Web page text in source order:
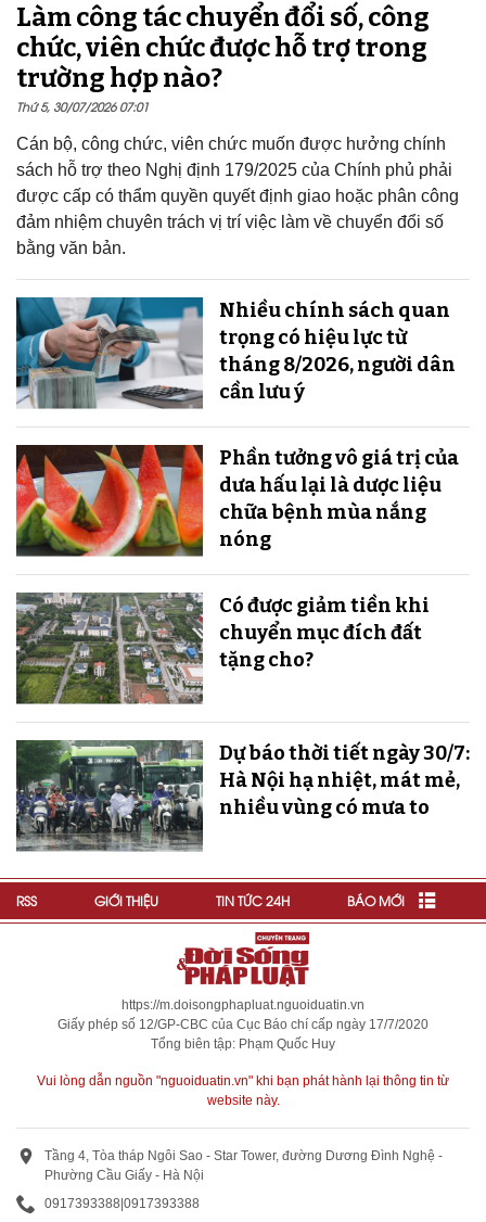
Làm công tác chuyển đổi số, công
chức, viên chức được hỗ trợ trong
trường hợp nào?
Thứ 5, 30/07/2026 07:01
Cán bộ, công chức, viên chức muốn được hưởng chính
sách hỗ trợ theo Nghị định 179/2025 của Chính phủ phải
được cấp có thẩm quyền quyết định giao hoặc phân công
đảm nhiệm chuyên trách vị trí việc làm về chuyển đổi số
bằng văn bản.
Nhiều chính sách quan
trọng có hiệu lực từ
tháng 8/2026, người dân
cần lưu ý
Phần tưởng vô giá trị của
dưa hấu lại là dược liệu
chữa bệnh mùa nắng
nóng
Có được giảm tiền khi
chuyển mục đích đất
tặng cho?
Dự báo thời tiết ngày 30/7:
Hà Nội hạ nhiệt, mát mẻ,
nhiều vùng có mưa to
RSS GIỚI THIỆU TIN TỨC 24H BÁO MỚI
https://m.doisongphapluat.nguoiduatin.vn
Giấy phép số 12/GP-CBC của Cục Báo chí cấp ngày 17/7/2020
Tổng biên tập: Phạm Quốc Huy
Vui lòng dẫn nguồn "nguoiduatin.vn" khi bạn phát hành lại thông tin từ
website này.
Tầng 4, Tòa tháp Ngôi Sao - Star Tower, đường Dương Đình Nghệ -
Phường Cầu Giấy - Hà Nội
0917393388|0917393388